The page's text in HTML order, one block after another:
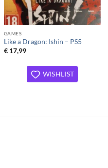
GAMES
Like a Dragon: Ishin – PS5
€17,99
WISHLIST